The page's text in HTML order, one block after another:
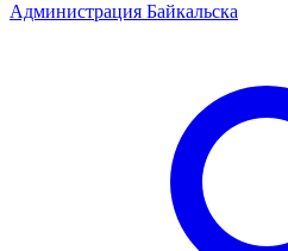
Администрация Байкальска